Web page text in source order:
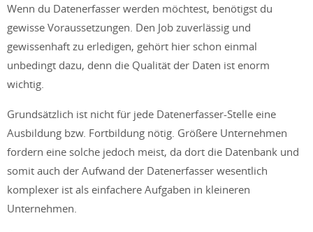
Wenn du Datenerfasser werden möchtest, benötigst du
gewisse Voraussetzungen. Den Job zuverlässig und
gewissenhaft zu erledigen, gehört hier schon einmal
unbedingt dazu, denn die Qualität der Daten ist enorm
wichtig.
Grundsätzlich ist nicht für jede Datenerfasser-Stelle eine
Ausbildung bzw. Fortbildung nötig. Größere Unternehmen
fordern eine solche jedoch meist, da dort die Datenbank und
somit auch der Aufwand der Datenerfasser wesentlich
komplexer ist als einfachere Aufgaben in kleineren
Unternehmen.